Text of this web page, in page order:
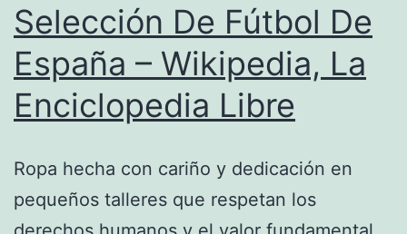
Selección De Fútbol De
España – Wikipedia, La
Enciclopedia Libre
Ropa hecha con cariño y dedicación en
pequeños talleres que respetan los